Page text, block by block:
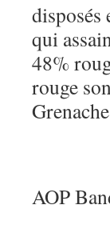
disposés
qui
48%
rouge
AOP